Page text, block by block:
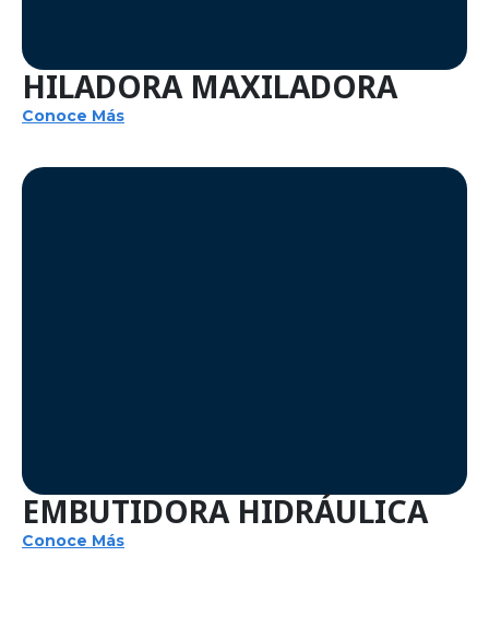
HILADORA MAXILADORA
Conoce Más
EMBUTIDORA HIDRÁULICA
Conoce Más